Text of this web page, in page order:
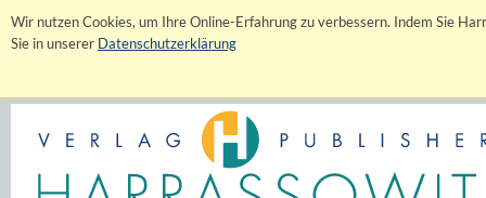
Wir nutzen Cookies, um Ihre Online-Erfahrung zu verbessern. Indem Sie
Sie in unserer Datenschutzerklärung